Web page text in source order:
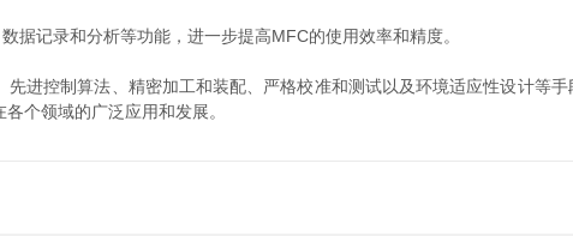
记录和分析等功能，进一步提高MFC的使用效率和精度。
先进控制算法、精密加工和装配、严格校准和测试以及环境适应性设计等
个领域的广泛应用和发展。